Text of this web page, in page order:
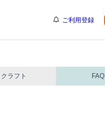
ご利用登録
クラフト FAQ